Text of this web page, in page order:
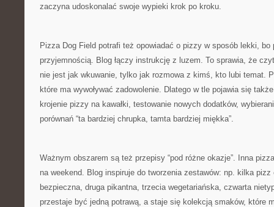
zaczyna udoskonalać swoje wypieki krok po kroku.
Pizza Dog Field potrafi też opowiadać o pizzy w sposób lekki,
przyjemnością. Blog łączy instrukcję z luzem. To sprawia, że
nie jest jak wkuwanie, tylko jak rozmowa z kimś, kto lubi temat.
które ma wywoływać zadowolenie. Dlatego w tle pojawia się
krojenie pizzy na kawałki, testowanie nowych dodatków,
porównań “ta bardziej chrupka, tamta bardziej miękka”.
Ważnym obszarem są też przepisy “pod różne okazje”. Inna
na weekend. Blog inspiruje do tworzenia zestawów: np. kilka
bezpieczna, druga pikantna, trzecia wegetariańska, czwarta
przestaje być jedną potrawą, a staje się kolekcją smaków, które